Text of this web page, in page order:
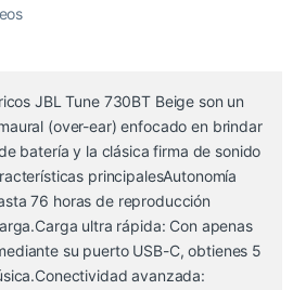
JBL Tune 730BT Beige son un
(over-ear) enfocado en brindar
batería y la clásica firma de sonido
principalesAutonomía
76 horas de reproducción
ultra rápida: Con apenas
su puerto USB-C, obtienes 5
avanzada: